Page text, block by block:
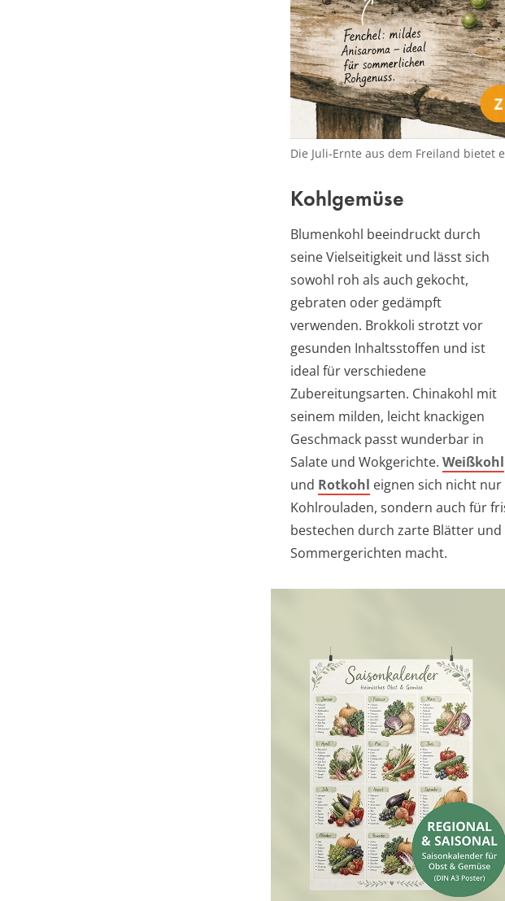
Die Juli-Ernte aus dem Freiland bietet
Kohlgemüse
Blumenkohl beeindruckt durch
seine Vielseitigkeit und lässt sich
sowohl roh als auch gekocht,
gebraten oder gedämpft
verwenden. Brokkoli strotzt vor
gesunden Inhaltsstoffen und ist
ideal für verschiedene
Zubereitungsarten. Chinakohl mit
seinem milden, leicht knackigen
Geschmack passt wunderbar in
Salate und Wokgerichte. Weißkohl
und Rotkohl eignen sich nicht
Kohlrouladen, sondern auch für
bestechen durch zarte Blätter
Sommergerichten macht.